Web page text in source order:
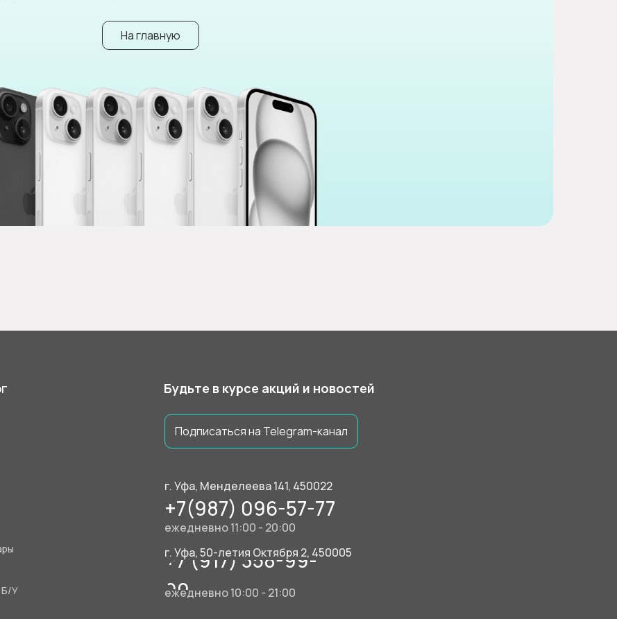
На главную
Будьте в курсе акций и новостей
г. Уфа, Менделеева 141, 450022
+7(987) 096-57-77
г. Уфа, 50-летия Октября 2, 450005
+7 (917) 358-99-
90
ежедневно 10:00 - 21:00
Подписаться на Telegram-канал
Б/У
ежедневно 11:00 - 20:00